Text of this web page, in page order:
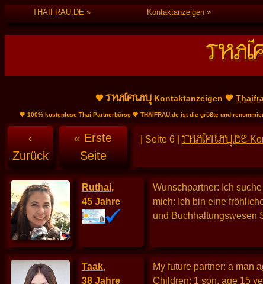
THAIFRAU.DE Kontaktanzeigen
🧡THAIFRAUKontaktanzeigen 🧡
🧡 100% kostenlose Thai-Partnerbörse 🧡 THAIFRAU.de ist die größte und
‹
Zurück
« Erste
Seite
| Seite 6 | THAIFRAU.DE-
Ruthai,
45 Jahre
Wunschpartner: Ich
mich: Ich bin eine
und Buchhaltungswesen
Taak,
38 Jahre
My future partner: a man
Children: 1 son, age 15